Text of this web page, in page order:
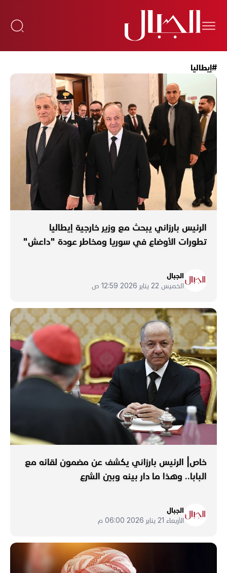
#إيطاليا
الرئيس بارزاني يبحث مع وزير خارجية إيطاليا
تطورات الأوضاع في سوريا ومخاطر عودة "داعش"
الجبال
الخميس 22 يناير 2026 12:59 ص
خاص| الرئيس بارزاني يكشف عن مضمون لقائه مع
البابا.. وهذا ما دار بينه وبين الشرع
الجبال
الأربعاء 21 يناير 2026 06:00 م